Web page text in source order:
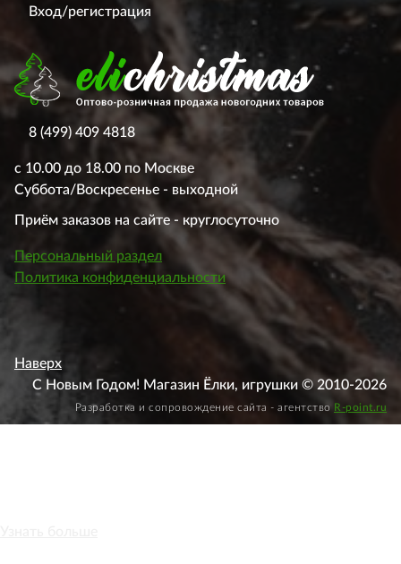
Вход/регистрация
8 (499) 409 4818
с 10.00 до 18.00 по Москве
Суббота/Воскресенье - выходной
Приём заказов на сайте - круглосуточно
Персональный раздел
Политика конфиденциальности
Наверх
С Новым Годом! Магазин Ёлки, игрушки © 2010-2026
Разработка и сопровождение сайта - агентство R-point.ru